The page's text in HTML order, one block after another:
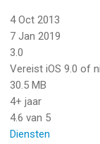
4 Oct 2013
7 Jan 2019
3.0
Vereist iOS 9.0 of
30.5 MB
4+ jaar
4.6 van 5
Diensten